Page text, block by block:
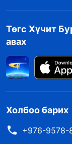
Төгс Хүчит
авах
Холбоо барих
+976-9578-